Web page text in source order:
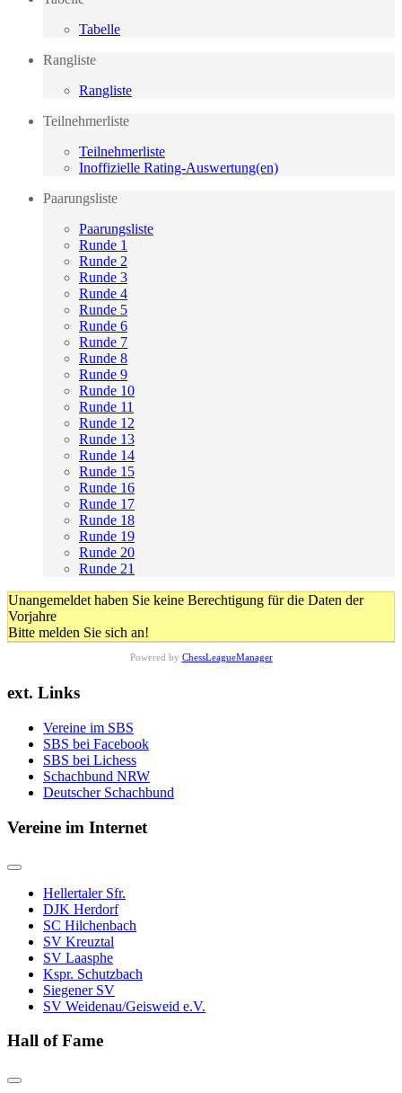
Tabelle
Rangliste
Rangliste
Teilnehmerliste
Teilnehmerliste
Inoffizielle Rating-Auswertung(en)
Paarungsliste
Paarungsliste
Runde 1
Runde 2
Runde 3
Runde 4
Runde 5
Runde 6
Runde 7
Runde 8
Runde 9
Runde 10
Runde 11
Runde 12
Runde 13
Runde 14
Runde 15
Runde 16
Runde 17
Runde 18
Runde 19
Runde 20
Runde 21
Unangemeldet haben Sie keine Berechtigung für die Daten der
Vorjahre
Bitte melden Sie sich an!
Powered by ChessLeagueManager
ext. Links
Vereine im SBS
SBS bei Facebook
SBS bei Lichess
Schachbund NRW
Deutscher Schachbund
Vereine im Internet
Hellertaler Sfr.
DJK Herdorf
SC Hilchenbach
SV Kreuztal
SV Laasphe
Kspr. Schutzbach
Siegener SV
SV Weidenau/Geisweid e.V.
Hall of Fame